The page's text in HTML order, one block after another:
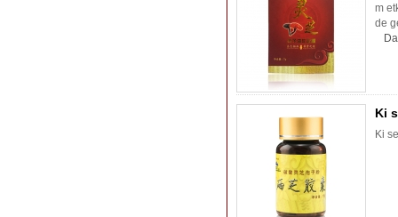
m
de
Ki
Ki